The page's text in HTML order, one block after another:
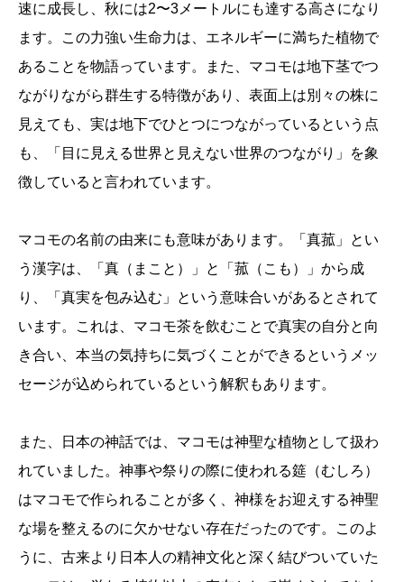
速に成長し、秋には2〜3メートルにも達する高さになり
ます。この力強い生命力は、エネルギーに満ちた植物で
あることを物語っています。また、マコモは地下茎でつ
ながりながら群生する特徴があり、表面上は別々の株に
見えても、実は地下でひとつにつながっているという点
も、「目に見える世界と見えない世界のつながり」を象
徴していると言われています。
マコモの名前の由来にも意味があります。「真菰」とい
う漢字は、「真（まこと）」と「菰（こも）」から成
り、「真実を包み込む」という意味合いがあるとされて
います。これは、マコモ茶を飲むことで真実の自分と向
き合い、本当の気持ちに気づくことができるというメッ
セージが込められているという解釈もあります。
また、日本の神話では、マコモは神聖な植物として扱わ
れていました。神事や祭りの際に使われる筵（むしろ）
はマコモで作られることが多く、神様をお迎えする神聖
な場を整えるのに欠かせない存在だったのです。このよ
うに、古来より日本人の精神文化と深く結びついていた